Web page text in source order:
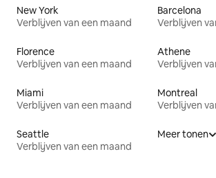
New York
Verblijven van een maand
Barcelona
Verblijven
Florence
Verblijven van een maand
Athene
Verblijven
Miami
Verblijven van een maand
Montreal
Verblijven
Seattle
Verblijven van een maand
Meer tonen